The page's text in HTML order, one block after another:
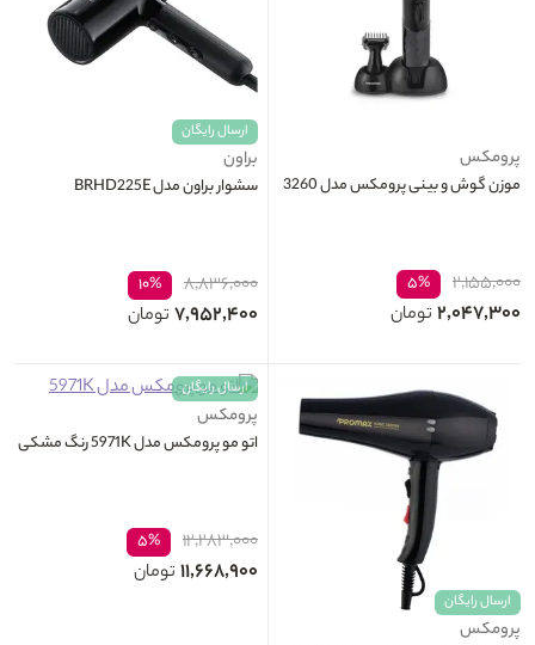
پرومکس
موزن گوش و بینی پرومکس مدل 3260
۲,۱۵۵,۰۰۰ ۵%
۲,۰۴۷,۳۰۰ تومان
ارسال رایگان
براون
سشوار براون مدل BRHD225E
۸,۸۳۶,۰۰۰ ۱۰%
۷,۹۵۲,۴۰۰ تومان
ارسال رایگان
پرومکس
ارسال رایگان
پرومکس
اتو مو پرومکس مدل 5971K رنگ مشکی
۱۲,۲۸۳,۰۰۰ ۵%
۱۱,۶۶۸,۹۰۰ تومان